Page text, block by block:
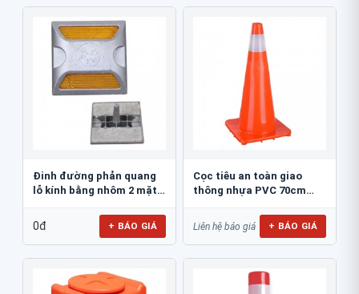
Đinh đường phản quang
lỗ kính bằng nhôm 2 mặt
0đ + BÁO GIÁ
Cọc tiêu an toàn giao
thông nhựa PVC 70cm
Liên hệ báo giá + BÁO GIÁ